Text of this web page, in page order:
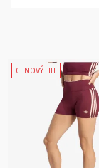
CENOVÝ HIT